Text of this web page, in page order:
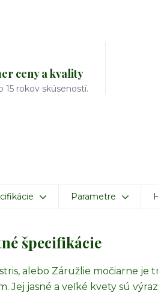
ceny a kvality
15 rokov skúseností.
Parametre
špecifikácie
alebo Záružlie močiarne je
Jej jasné a veľké kvety sú